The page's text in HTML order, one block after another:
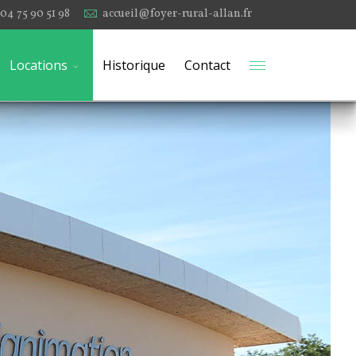
04 75 90 51 98 accueil@foyer-rural-allan.fr
Locations Historique Contact